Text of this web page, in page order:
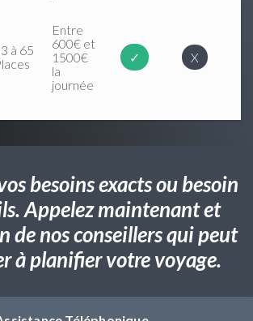
à 65
Entre
600€ et
1500€
la
journée
✓ X
besoins exacts ou besoin
Appelez maintenant et
de nos conseillers qui peut
à planifier votre voyage.